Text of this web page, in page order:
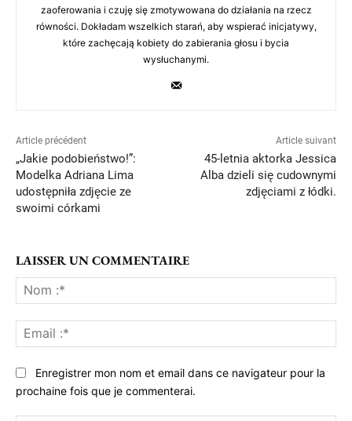
zaoferowania i czuję się zmotywowana do działania na rzecz
równości. Dokładam wszelkich starań, aby wspierać inicjatywy,
które zachęcają kobiety do zabierania głosu i bycia
wysłuchanymi.
Article précédent
„Jakie podobieństwo!”:
Modelka Adriana Lima
udostępniła zdjęcie ze
swoimi córkami
Article suivant
45-letnia aktorka Jessica
Alba dzieli się cudownymi
zdjęciami z łódki.
LAISSER UN COMMENTAIRE
:*
:*
Enregistrer mon nom et email dans ce navigateur pour la
prochaine fois que je commenterai.